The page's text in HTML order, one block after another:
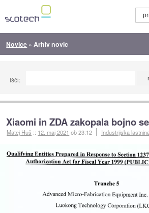
Novice » Arhiv novic
Išči:
Xiaomi in ZDA zakopala bojno
Matej Huš :: 12. maj 2021 ob 23:12 Industrijska